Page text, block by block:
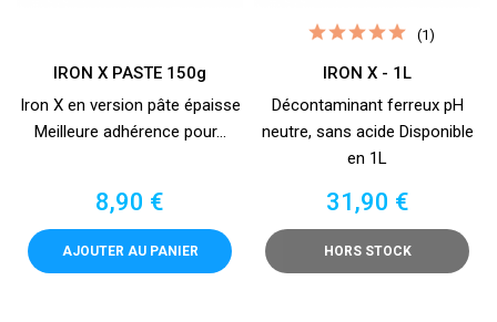
IRON X PASTE 150g
Iron X en version pâte épaisse
Meilleure adhérence pour...
Prix
8,90 €
AJOUTER AU PANIER
(1)
IRON X - 1L
Décontaminant ferreux pH
neutre, sans acide Disponible
en 1L
Prix
31,90 €
HORS STOCK